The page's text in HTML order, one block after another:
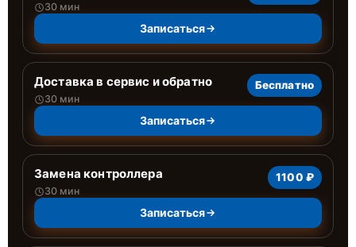
30 мин
Записаться
Доставка в сервис и обратно
30 мин
Бесплатно
Записаться
Замена контроллера
30 мин
1100 ₽
Записаться